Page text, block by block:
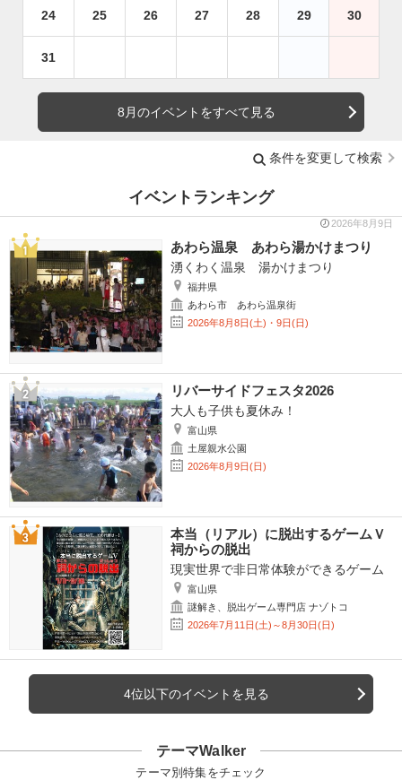
24 25 26 27 28 29 30
31
8月のイベントをすべて見る
条件を変更して検索
イベントランキング
2026年8月9日
あわら温泉 あわら湯かけまつり
湧くわく温泉 湯かけまつり
福井県
あわら市 あわら温泉街
2026年8月8日(土)・9日(日)
リバーサイドフェスタ2026
大人も子供も夏休み！
富山県
土屋親水公園
2026年8月9日(日)
本当（リアル）に脱出するゲームＶ
祠からの脱出
現実世界で非日常体験ができるゲーム
富山県
謎解き、脱出ゲーム専門店 ナゾトコ
2026年7月11日(土)～8月30日(日)
4位以下のイベントを見る
テーマWalker
テーマ別特集をチェック